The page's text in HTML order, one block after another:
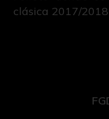
clásica 2017/